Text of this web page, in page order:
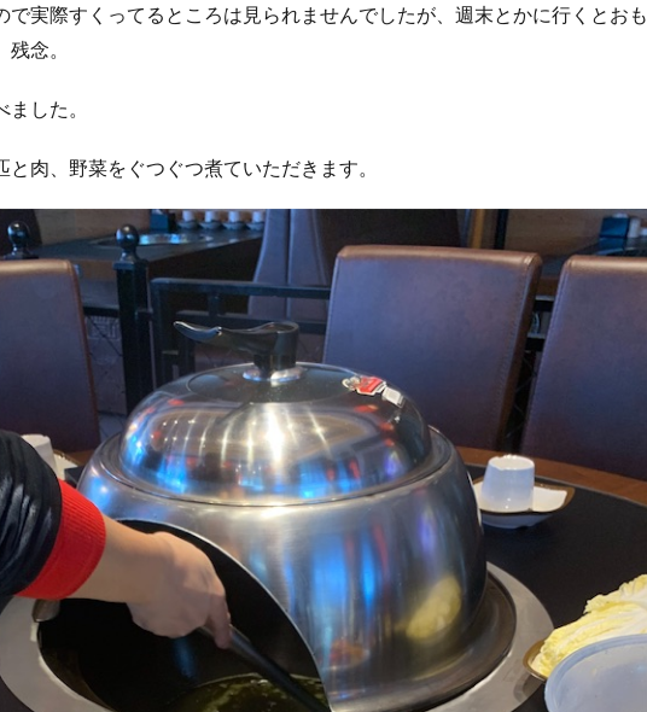
で実際すくってるところは見られませんでしたが、週末とかに行くとおも
念。
した。
肉、野菜をぐつぐつ煮ていただきます。